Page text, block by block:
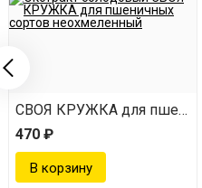
СВОЯ КРУЖКА для
470 ₽